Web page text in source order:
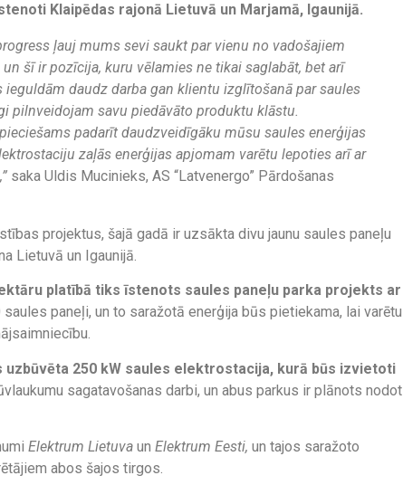
Klaipēdas rajonā Lietuvā un Marjamā, Igaunijā.
ļauj mums sevi saukt par vienu no vadošajiem
šī ir pozīcija, kuru vēlamies ne tikai saglabāt, bet arī
daudz darba gan klientu izglītošanā par saules
pilnveidojam savu piedāvāto produktu klāstu.
padarīt daudzveidīgāku mūsu saules enerģijas
zaļās enerģijas apjomam varētu lepoties arī ar
saka Uldis Mucinieks, AS “Latvenergo” Pārdošanas
projektus, šajā gadā ir uzsākta divu jaunu saules paneļu
Lietuvā un Igaunijā.
platībā tiks īstenots saules paneļu parka projekts ar
paneļi, un to saražotā enerģija būs pietiekama, lai varētu
uzbūvēta 250 kW saules elektrostacija, kurā būs izvietoti
sagatavošanas darbi, un abus parkus ir plānots nodot
Elektrum Lietuva un Elektrum Eesti, un tajos saražoto
abos šajos tirgos.